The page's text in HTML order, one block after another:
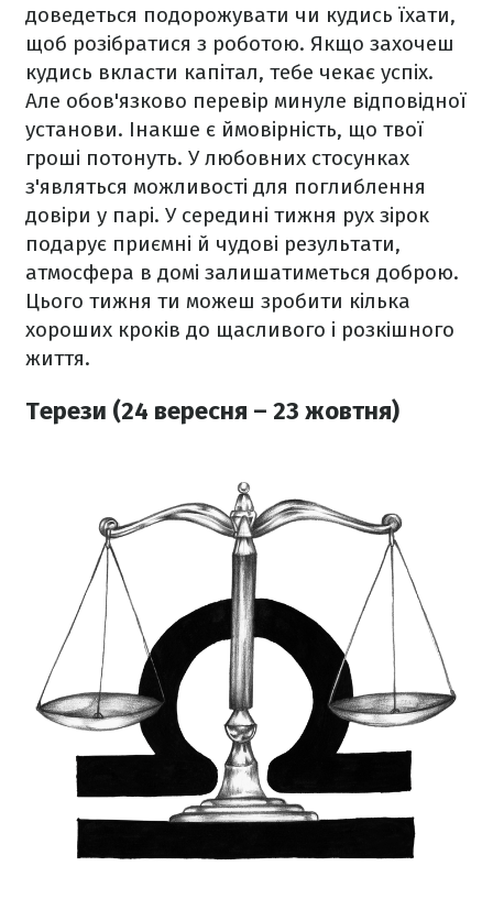
доведеться подорожувати чи кудись їхати,
щоб розібратися з роботою. Якщо захочеш
кудись вкласти капітал, тебе чекає успіх.
Але обов'язково перевір минуле відповідної
установи. Інакше є ймовірність, що твої
гроші потонуть. У любовних стосунках
з'являться можливості для поглиблення
довіри у парі. У середині тижня рух зірок
подарує приємні й чудові результати,
атмосфера в домі залишатиметься доброю.
Цього тижня ти можеш зробити кілька
хороших кроків до щасливого і розкішного
життя.
Терези (24 вересня – 23 жовтня)